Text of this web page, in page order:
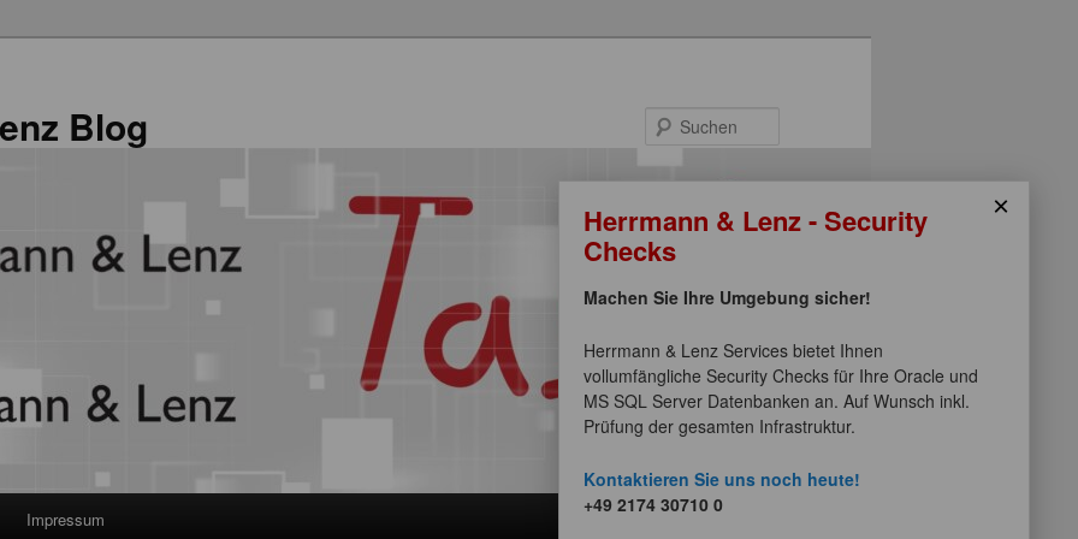
Blog
Impressum
×
Herrmann & Lenz - Security
Checks
Machen Sie Ihre Umgebung sicher!
Herrmann & Lenz Services bietet Ihnen
vollumfängliche Security Checks für Ihre Oracle und
MS SQL Server Datenbanken an. Auf Wunsch inkl.
Prüfung der gesamten Infrastruktur.
Kontaktieren Sie uns noch heute!
+49 2174 30710 0